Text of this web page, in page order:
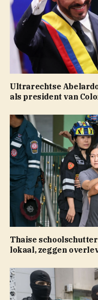
Ultrarechtse
als president van
Thaise
lokaal, zeggen